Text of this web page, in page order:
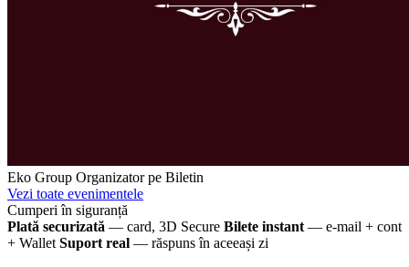
Eko Group Organizator pe Biletin
Vezi toate evenimentele
Cumperi în siguranță
Plată securizată — card, 3D Secure Bilete instant — e-mail + cont
+ Wallet Suport real — răspuns în aceeași zi